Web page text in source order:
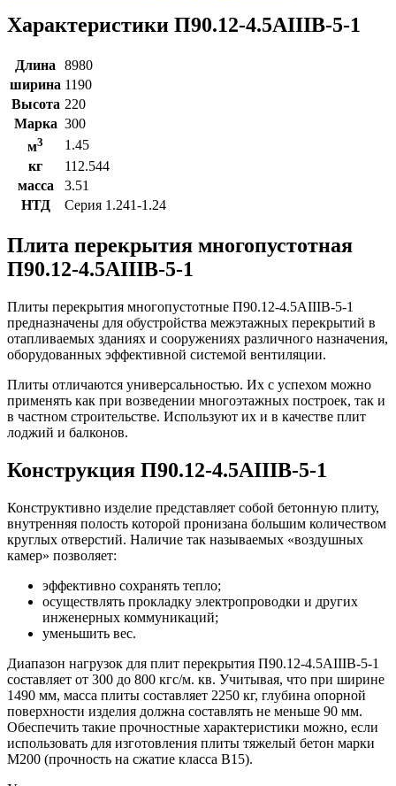
Характеристики П90.12-4.5АIIIВ-5-1
Длина
8980
ширина 1190
Высота 220
Марка 300
м3
1.45
кг
112.544
масса
3.51
НТД
Серия 1.241-1.24
Плита перекрытия многопустотная
П90.12-4.5АIIIВ-5-1
Плиты перекрытия многопустотные П90.12-4.5АIIIВ-5-1
предназначены для обустройства межэтажных перекрытий в
отапливаемых зданиях и сооружениях различного назначения,
оборудованных эффективной системой вентиляции.
Плиты отличаются универсальностью. Их с успехом можно
применять как при возведении многоэтажных построек, так и
в частном строительстве. Используют их и в качестве плит
лоджий и балконов.
Конструкция П90.12-4.5АIIIВ-5-1
Конструктивно изделие представляет собой бетонную плиту,
внутренняя полость которой пронизана большим количеством
круглых отверстий. Наличие так называемых «воздушных
камер» позволяет:
эффективно сохранять тепло;
осуществлять прокладку электропроводки и других
инженерных коммуникаций;
уменьшить вес.
Диапазон нагрузок для плит перекрытия П90.12-4.5АIIIВ-5-1
составляет от 300 до 800 кгс/м. кв. Учитывая, что при ширине
1490 мм, масса плиты составляет 2250 кг, глубина опорной
поверхности изделия должна составлять не меньше 90 мм.
Обеспечить такие прочностные характеристики можно, если
использовать для изготовления плиты тяжелый бетон марки
М200 (прочность на сжатие класса В15).